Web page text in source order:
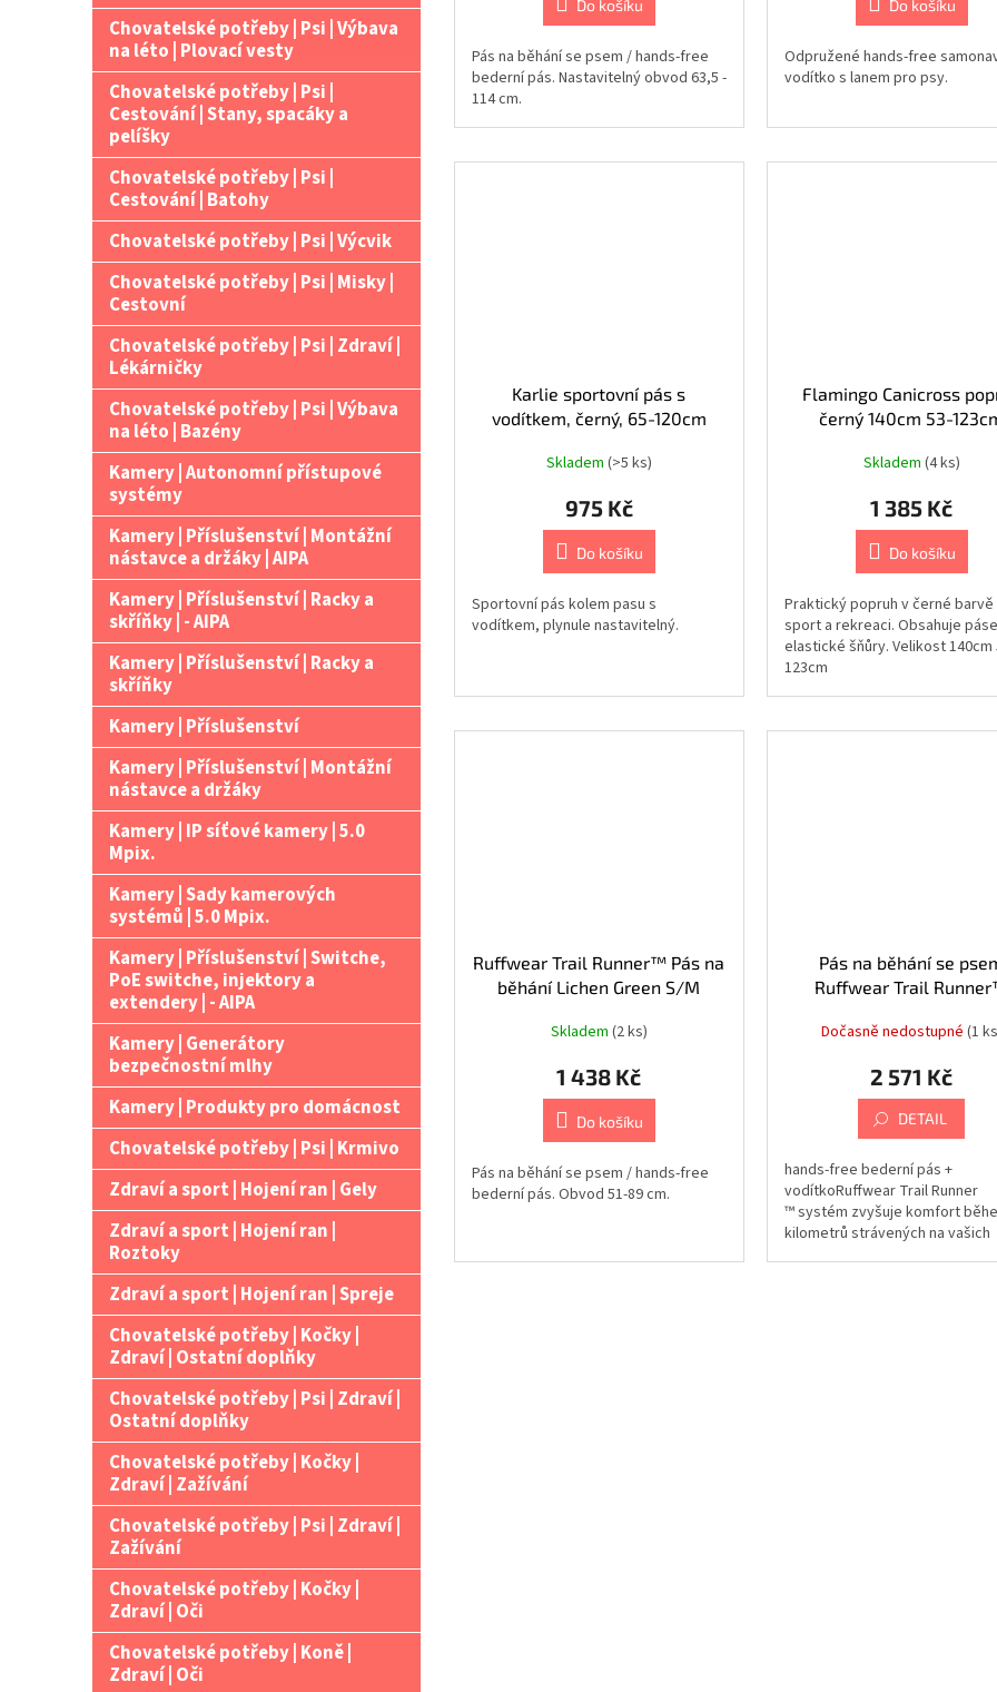
Chovatelské potřeby | Psi | Výbava
na léto | Plovací vesty
Chovatelské potřeby | Psi |
Cestování | Stany, spacáky a
pelíšky
Chovatelské potřeby | Psi |
Cestování | Batohy
Chovatelské potřeby | Psi | Výcvik
Chovatelské potřeby | Psi | Misky |
Cestovní
Chovatelské potřeby | Psi | Zdraví |
Lékárničky
Chovatelské potřeby | Psi | Výbava
na léto | Bazény
Kamery | Autonomní přístupové
systémy
Kamery | Příslušenství | Montážní
nástavce a držáky | AIPA
Kamery | Příslušenství | Racky a
skříňky | - AIPA
Kamery | Příslušenství | Racky a
skříňky
Kamery | Příslušenství
Kamery | Příslušenství | Montážní
nástavce a držáky
Kamery | IP síťové kamery | 5.0
Mpix.
Kamery | Sady kamerových
systémů | 5.0 Mpix.
Kamery | Příslušenství | Switche,
PoE switche, injektory a
extendery | - AIPA
Kamery | Generátory
bezpečnostní mlhy
Kamery | Produkty pro domácnost
Chovatelské potřeby | Psi | Krmivo
Zdraví a sport | Hojení ran | Gely
Zdraví a sport | Hojení ran |
Roztoky
Zdraví a sport | Hojení ran | Spreje
Chovatelské potřeby | Kočky |
Zdraví | Ostatní doplňky
Chovatelské potřeby | Psi | Zdraví |
Ostatní doplňky
Chovatelské potřeby | Kočky |
Zdraví | Zažívání
Chovatelské potřeby | Psi | Zdraví |
Zažívání
Chovatelské potřeby | Kočky |
Zdraví | Oči
Chovatelské potřeby | Koně |
Zdraví | Oči
Do košíku
Pás na běhání se psem / hands-free
bederní pás. Nastavitelný obvod 63,5 -
114 cm.
Do košíku
Odpružené hands-free
vodítko s lanem pro psy.
Karlie sportovní pás s
vodítkem, černý, 65-120cm
Skladem (>5 ks)
975 Kč
Do košíku
Sportovní pás kolem pasu s
vodítkem, plynule nastavitelný.
Flamingo Canicross
černý 140cm 53-
Skladem (4 ks)
1 385 Kč
Do košíku
Praktický popruh v černé
sport a rekreaci. Obsahuje
elastické šňůry. Velikost 140cm
123cm
Ruffwear Trail Runner™ Pás na
běhání Lichen Green S/M
Skladem (2 ks)
1 438 Kč
Do košíku
Pás na běhání se psem / hands-free
bederní pás. Obvod 51-89 cm.
Pás na běhání se
Ruffwear Trail
Dočasně nedostupné (1
2 571 Kč
DETAIL
hands-free bederní pás +
vodítkoRuffwear Trail Runner
™ systém zvyšuje komfort
kilometrů strávených na vašich